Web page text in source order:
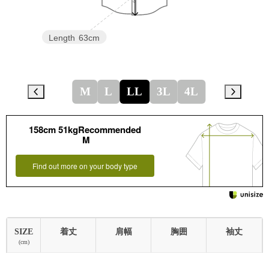
Length 63cm
M L LL 3L 4L
158cm 51kgRecommended
M
Find out more on your body type
SIZE
(cm)
着丈 肩幅 胸囲 袖丈